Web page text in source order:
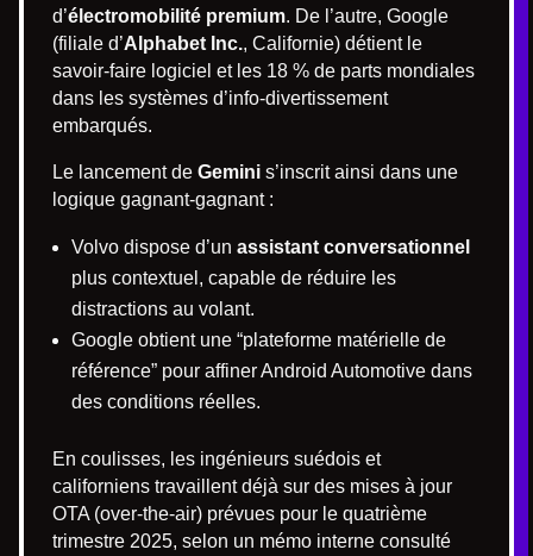
d’électromobilité premium. De l’autre, Google
(filiale d’Alphabet Inc., Californie) détient le
savoir-faire logiciel et les 18 % de parts mondiales
dans les systèmes d’info-divertissement
embarqués.
Le lancement de Gemini s’inscrit ainsi dans une
logique gagnant-gagnant :
Volvo dispose d’un assistant conversationnel
plus contextuel, capable de réduire les
distractions au volant.
Google obtient une “plateforme matérielle de
référence” pour affiner Android Automotive dans
des conditions réelles.
En coulisses, les ingénieurs suédois et
californiens travaillent déjà sur des mises à jour
OTA (over-the-air) prévues pour le quatrième
trimestre 2025, selon un mémo interne consulté